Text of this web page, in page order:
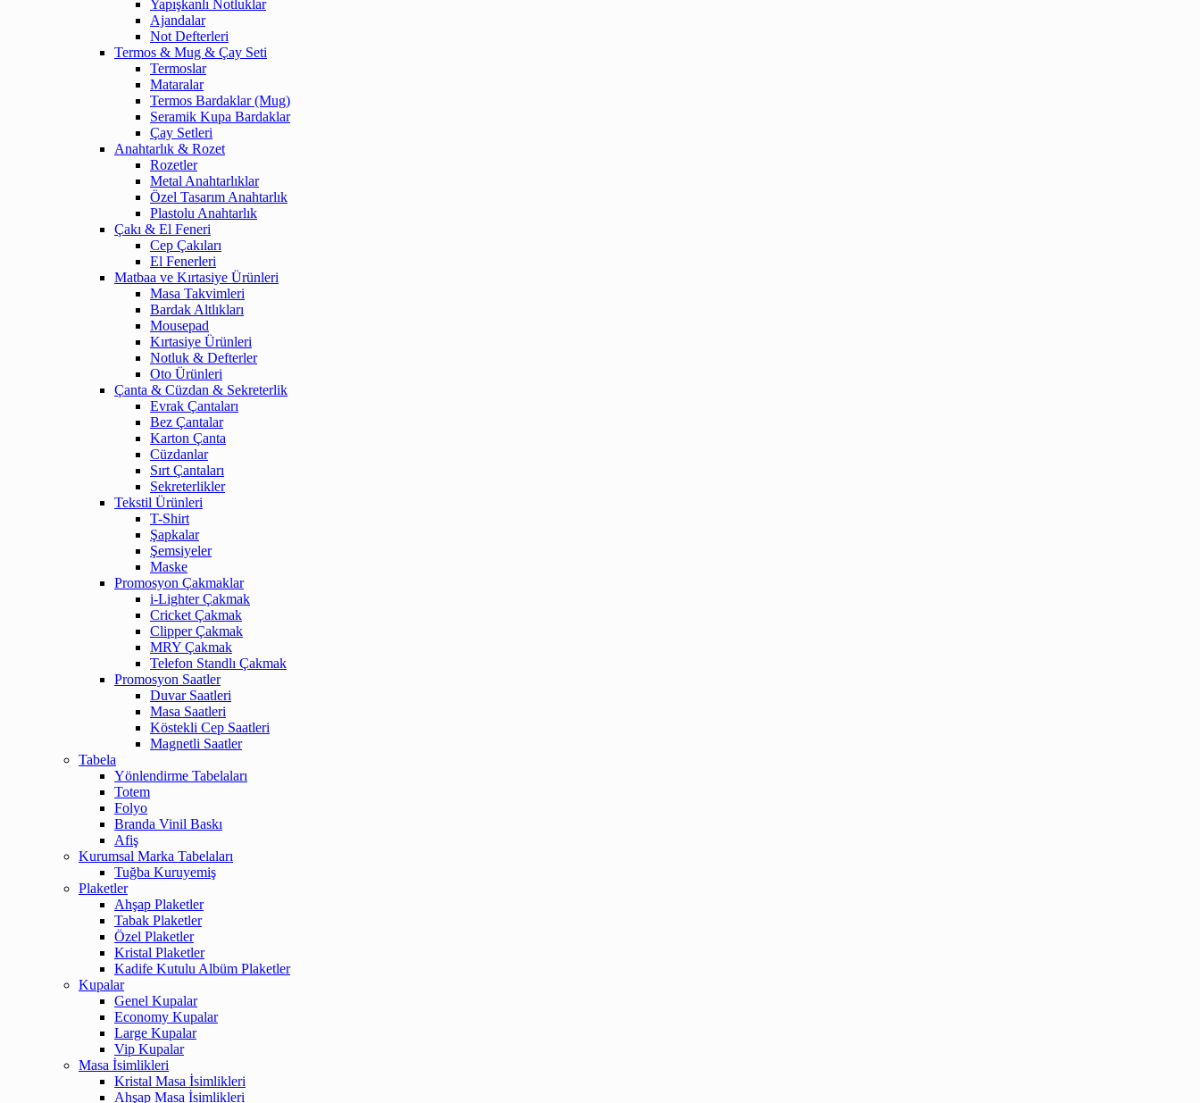
Yapışkanlı Notluklar
Ajandalar
Not Defterleri
Termos & Mug & Çay Seti
Termoslar
Mataralar
Termos Bardaklar (Mug)
Seramik Kupa Bardaklar
Çay Setleri
Anahtarlık & Rozet
Rozetler
Metal Anahtarlıklar
Özel Tasarım Anahtarlık
Plastolu Anahtarlık
Çakı & El Feneri
Cep Çakıları
El Fenerleri
Matbaa ve Kırtasiye Ürünleri
Masa Takvimleri
Bardak Altlıkları
Mousepad
Kırtasiye Ürünleri
Notluk & Defterler
Oto Ürünleri
Çanta & Cüzdan & Sekreterlik
Evrak Çantaları
Bez Çantalar
Karton Çanta
Cüzdanlar
Sırt Çantaları
Sekreterlikler
Tekstil Ürünleri
T-Shirt
Şapkalar
Şemsiyeler
Maske
Promosyon Çakmaklar
i-Lighter Çakmak
Cricket Çakmak
Clipper Çakmak
MRY Çakmak
Telefon Standlı Çakmak
Promosyon Saatler
Duvar Saatleri
Masa Saatleri
Köstekli Cep Saatleri
Magnetli Saatler
Tabela
Yönlendirme Tabelaları
Totem
Folyo
Branda Vinil Baskı
Afiş
Kurumsal Marka Tabelaları
Tuğba Kuruyemiş
Plaketler
Ahşap Plaketler
Tabak Plaketler
Özel Plaketler
Kristal Plaketler
Kadife Kutulu Albüm Plaketler
Kupalar
Genel Kupalar
Economy Kupalar
Large Kupalar
Vip Kupalar
Masa İsimlikleri
Kristal Masa İsimlikleri
Ahşap Masa İsimlikleri